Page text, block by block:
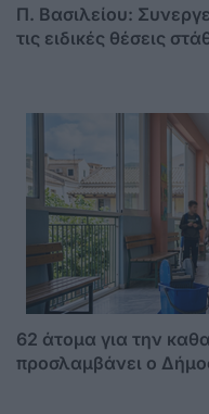
Π. Βασιλείου:
τις ειδικές θέσεις
62 άτομα για την
προσλαμβάνει ο